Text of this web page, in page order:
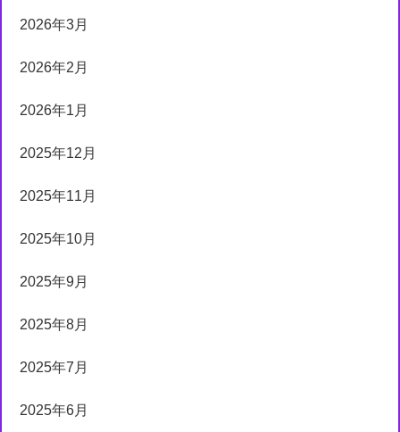
2026年3月
2026年2月
2026年1月
2025年12月
2025年11月
2025年10月
2025年9月
2025年8月
2025年7月
2025年6月